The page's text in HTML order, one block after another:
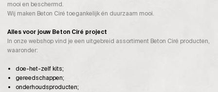
mooi en beschermd.
Wij maken Beton Ciré toegankelijk én duurzaam mooi.
Alles voor jouw Beton Ciré project
In onze webshop vind je een uitgebreid assortiment Beton Ciré producten,
waaronder:
doe-het-zelf kits;
gereedschappen;
onderhoudsproducten;